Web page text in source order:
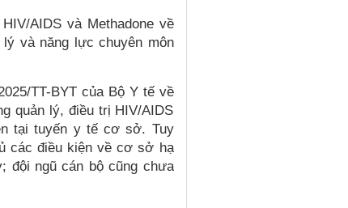
AIDS và Methadone về
và năng lực chuyên môn
TT-BYT của Bộ Y tế về
quản lý, điều trị HIV/AIDS
tại tuyến y tế cơ sở. Tuy
các điều kiện về cơ sở hạ
đội ngũ cán bộ cũng chưa